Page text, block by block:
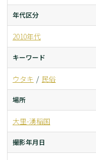
年代区分
2010年代
キーワード
ウタキ 民俗
場所
大里-湧稲国
撮影年月日